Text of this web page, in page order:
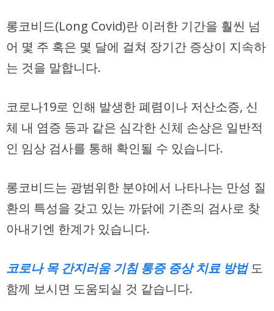
롱코비드(Long Covid)란 이러한 기간을 훨씬 넘
어 몇 주 혹은 몇 달에 걸쳐 장기간 증상이 지속하
는 것을 말합니다.
코로나19로 인해 발생한 폐렴이나 저산소증, 신
체 내 염증 등과 같은 심각한 신체 손상은 일반적
인 임상 검사를 통해 확인될 수 있습니다.
롱코비드는 광범위한 분야에서 나타나는 만성 질
환의 특성을 갖고 있는 까닭에 기존의 검사로 찾
아내기엔 한계가 있습니다.
코로나 목 간지러움 기침 통증 증상 치료 방법도
함께 보시면 도움되실 것 같습니다.